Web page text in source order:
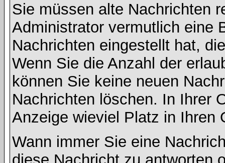
Sie müssen alte Nachrichten
Administrator vermutlich eine
Nachrichten eingestellt hat,
Wenn Sie die Anzahl der
können Sie keine neuen
Nachrichten löschen. In Ihrer
Anzeige wieviel Platz in Ihren
Wann immer Sie eine